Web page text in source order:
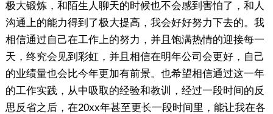
极大锻炼，和陌生人聊天的时候也不会感到害怕了，和人
沟通上的能力得到了极大提高，我会好好努力下去的。我
相信通过自己在工作上的努力，并且饱满热情的迎接每一
天，终究会见到彩虹，并且相信在明年公司会更好，自己
的业绩量也会比今年更加有前景。也希望相信通过这一年
的工作实践，从中吸取的经验和教训，经过一段时间的反
思反省之后，在20xx年甚至更长一段时间里，能让我在各